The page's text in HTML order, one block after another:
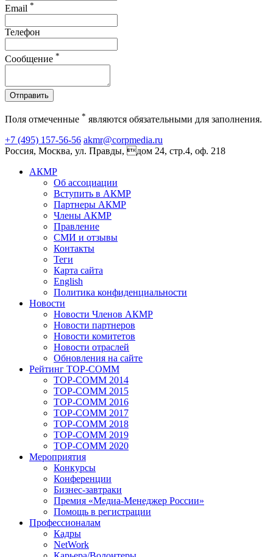
Email *
Телефон
Сообщение *
Отправить
Поля отмеченные * являются обязательными для заполнения.
+7 (495) 157-56-56 akmr@corpmedia.ru
Россия, Москва, ул. Правды, дом 24, стр.4, оф. 218
АКМР
Об ассоциации
Вступить в АКМР
Партнеры АКМР
Члены АКМР
Правление
СМИ и отзывы
Контакты
Теги
Карта сайта
English
Политика конфиденциальности
Новости
Новости Членов АКМР
Новости партнеров
Новости комитетов
Новости отраслей
Обновления на сайте
Рейтинг TOP-COMM
TOP-COMM 2014
TOP-COMM 2015
TOP-COMM 2016
TOP-COMM 2017
TOP-COMM 2018
TOP-COMM 2019
TOP-COMM 2020
Мероприятия
Конкурсы
Конференции
Бизнес-завтраки
Премия «Медиа-Менеджер России»
Помощь в регистрации
Профессионалам
Кадры
NetWork